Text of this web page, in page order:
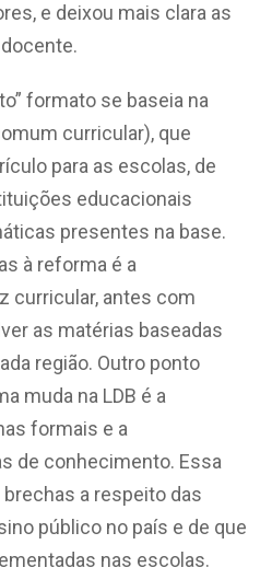
e deixou mais clara as
formato se baseia na
curricular), que
para as escolas, de
educacionais
presentes na base.
à reforma é a
curricular, antes com
as matérias baseadas
região. Outro ponto
muda na LDB é a
formais e a
de conhecimento. Essa
a respeito das
público no país e de que
nas escolas.